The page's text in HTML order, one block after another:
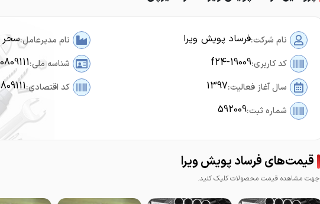
نام شرکت:فرساد پویش ویرا نام مدیرعامل:سحر
کد کاربری:f24-19009 شناسه ملی:
سال آغاز فعالیت:1397 کد اقتصادی:
شماره ثبت:592009
قیمت‌های فرساد پویش ویرا
جهت مشاهده قیمت محصولات کلیک کنید.